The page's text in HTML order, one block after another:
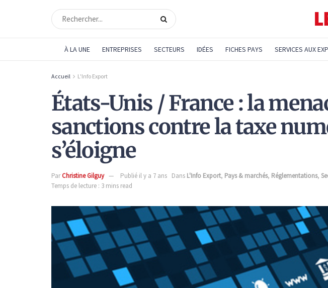
À LA UNE ENTREPRISES SECTEURS IDÉES FICHES PAYS SERVICES AUX
Accueil L'Info Export
États-Unis / France : la
sanctions contre la taxe
s’éloigne
ParChristine Gilguy Publié il y a 7 ans Dans L'Info Export, Pays & marchés, Réglementations,
Temps de lecture : 3 mins read